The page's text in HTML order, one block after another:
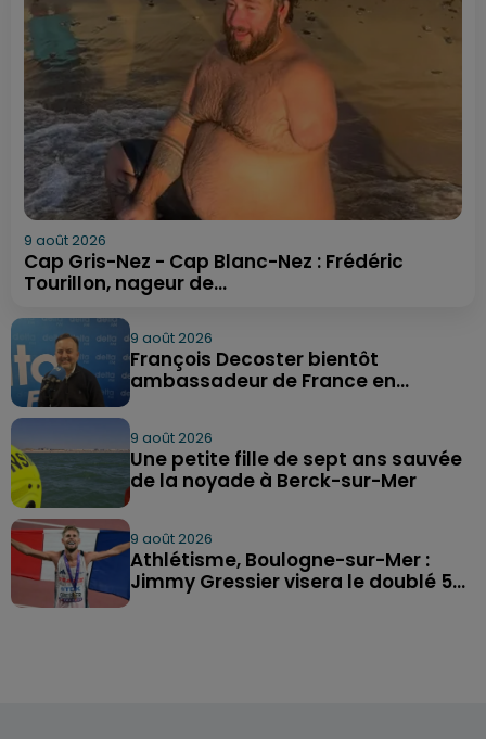
9 août 2026
Cap Gris-Nez - Cap Blanc-Nez : Frédéric
Tourillon, nageur de...
9 août 2026
François Decoster bientôt
ambassadeur de France en...
9 août 2026
Une petite fille de sept ans sauvée
de la noyade à Berck-sur-Mer
9 août 2026
Athlétisme, Boulogne-sur-Mer :
Jimmy Gressier visera le doublé 5...